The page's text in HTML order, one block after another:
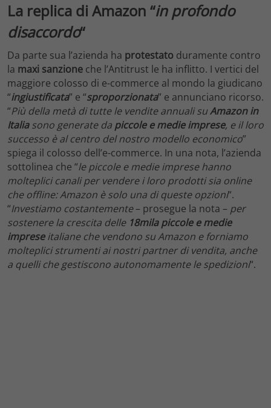
La replica di Amazon “in profondo
disaccordo“
Da parte sua l’azienda ha protestato duramente contro
la maxi sanzione che l’Antitrust le ha inflitto. I vertici del
maggiore colosso di e-commerce al mondo la giudicano
“ingiustificata” e “sproporzionata” e annunciano ricorso.
“Più della metà di tutte le vendite annuali suAmazon in
Italiasono generate da piccole e medie imprese, e il loro
successo è al centro del nostro modello economico”
spiega il colosso dell’e-commerce. In una nota, l’azienda
sottolinea che “le piccole e medie imprese hanno
molteplici canali per vendere i loro prodotti sia online
che offline: Amazon è solo una di queste opzioni“.
“Investiamo costantemente– prosegue la nota – per
sostenere la crescita delle 18mila piccole e medie
impreseitaliane che vendono su Amazon e forniamo
molteplici strumenti ai nostri partner di vendita, anche
a quelli che gestiscono autonomamente le spedizioni“.